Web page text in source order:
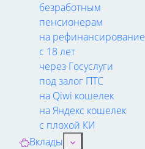
безработным
пенсионерам
на рефинансирование
с 18 лет
через Госуслуги
под залог ПТС
на Qiwi кошелек
на Яндекс кошелек
с плохой КИ
Вклады